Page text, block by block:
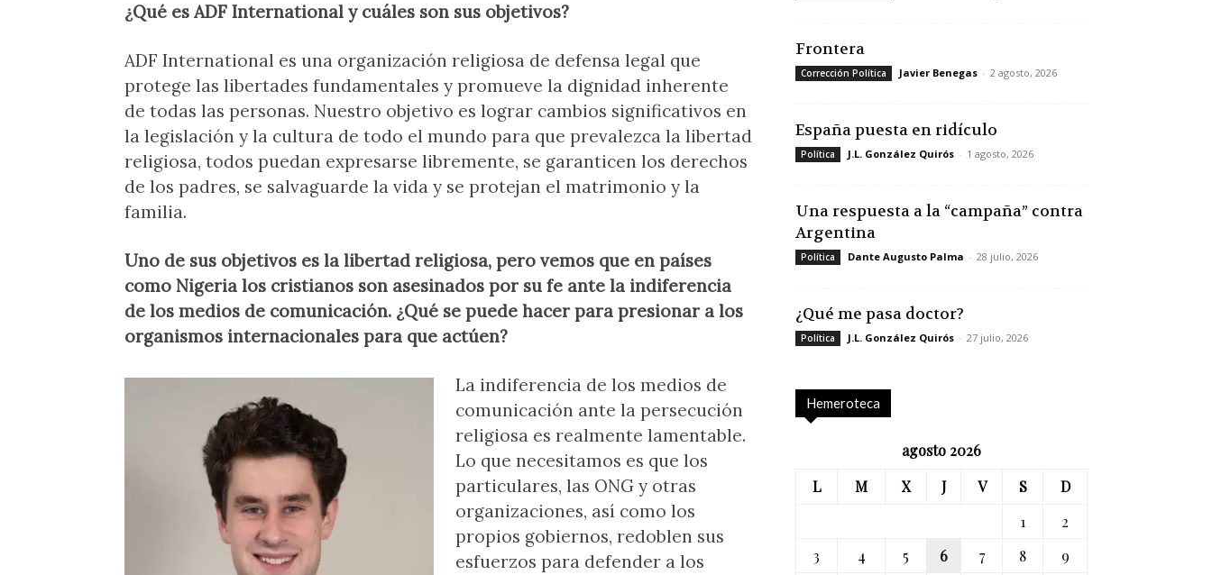
¿Qué es ADF International y cuáles son sus objetivos?
ADF International es una organización religiosa de defensa legal que
protege las libertades fundamentales y promueve la dignidad inherente
de todas las personas. Nuestro objetivo es lograr cambios significativos en
la legislación y la cultura de todo el mundo para que prevalezca la libertad
religiosa, todos puedan expresarse libremente, se garanticen los derechos
de los padres, se salvaguarde la vida y se protejan el matrimonio y la
familia.
Uno de sus objetivos es la libertad religiosa, pero vemos que en países
como Nigeria los cristianos son asesinados por su fe ante la indiferencia
de los medios de comunicación. ¿Qué se puede hacer para presionar a los
organismos internacionales para que actúen?
La indiferencia de los medios de
comunicación ante la persecución
religiosa es realmente lamentable.
Lo que necesitamos es que los
particulares, las ONG y otras
organizaciones, así como los
propios gobiernos, redoblen sus
esfuerzos para defender a los
Frontera
Corrección Política Javier Benegas - 2 agosto, 2026
España puesta en ridículo
Política J.L. González Quirós - 1 agosto, 2026
Una respuesta a la “campaña” contra
Argentina
Política Dante Augusto Palma - 28 julio, 2026
¿Qué me pasa doctor?
Política J.L. González Quirós - 27 julio, 2026
Hemeroteca
agosto 2026
L
M X J V S
D
1
2
3
4 5 6 7 8
9